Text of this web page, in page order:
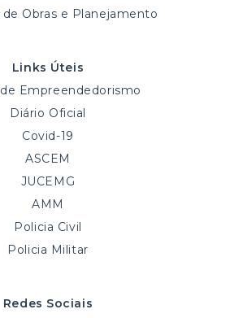
Obras e Planejamento
Links Úteis
Empreendedorismo
Diário Oficial
Covid-19
ASCEM
JUCEMG
AMM
Policia Civil
Policia Militar
Redes Sociais